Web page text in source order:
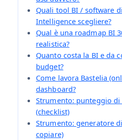
Quali tool BI / software
Intelligence scegliere?
Qual è una roadmap BI
realistica?
Quanto costa la BI e da
budget?
Come lavora Bastelia
dashboard?
Strumento: punteggio
(checklist)
Strumento: generatore
copiare)